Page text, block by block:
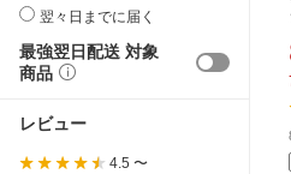
翌々日までに届く
最強翌日配送 対象
商品
レビュー
4.5 〜